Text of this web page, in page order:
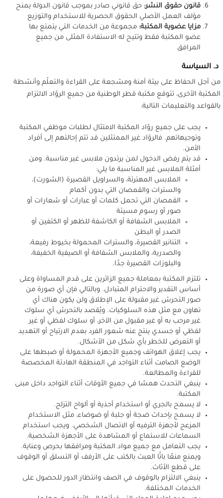
قانون حقوق النشر: حق قانوني صادر بموجب قانون الدولة يمنح
مؤلف العمل الأصلي الحقوق الحصرية للاستخدام والتوزيع
مزايا عضوية المكتبة: مجموعة من الخدمات التي يتمتع بها
عضو المكتبة فقط وتتيح له الاستفادة المثلى من جميع
المرافق
د. السياسة
من أجل الحفاظ على بيئة آمنة ومشجعة على القراءة والتعلّم وأنشطة
المكتبة الأخرى، تتوقع مكتبة قطر الوطنية من جميع الروّاد الالتزام
بالقواعد والتعليمات التالية:
يجب على جميع روّاد المكتبة الامتثال لطلبات موظفي المكتبة
وتوجيهاتهم. فالروّاد غير الممتثلين قد تتم إحالتهم إلى أفراد
الأمن.
قد يتم رفض الدخول لمن يرتدون ملابس غير مناسبة. ومن
أمثلة الملابس غير المناسبة ما يلي:
الملابس المهترئة، والسراويل القصيرة (الشورت)،
والسترات والقمصان التي بدون أكمام
القمصان التي تحمل كلمات أو عبارات أو شعارات أو
صور أو رسوم مسيئة
الملابس الشفافة أو الكاشفة للظهر أو الكتفين أو
الصدر أو البطن
التنانير القصيرة، والسترات المحمولة بخيوط رفيعة،
والصدرية، والملابس الشفافة أو الصيفية الخفيفة،
والبلوزات القصيرة جدًا.
تلتزم المكتبة بمعاملة جميع الزائرين على قدم المساواة وعلى
أساس التقدير والاحترام المتبادل. وبالتالي فإن أي صورة من
صور التحرش غير مقبولة على الإطلاق ولن يكون هناك أي
تهاون مع مثل هذه السلوكيات. ويُقصد بالتحرش أي سلوك
غير مرحب به أو غير مقبول من الآخر، أو سلوك لفظي أو غير
لفظي أو جسدي ينتج عنه شعور الفرد بعدم الارتياح أو التهديد
أو التعرض للخطر بأي شكل من الأشكال.
يجب إغلاق الهواتف وجميع الأجهزة المحمولة أو ضبطها على
الوضع الصامت أثناء التواجد في المنطقة الهادئة المخصصة
للقراءة والمطالعة.
ينبغي التحدث همسًا في جميع الأوقات أثناء التواجد داخل مبنى
المكتبة.
لا يسمح بالجري أو استخدام أحذية أو ألواح التزلج.
لا يسمح بإحداث ضجة أو جلبة أو ضوضاء، مثل الاستخدام
المزعج لأجهزة الترفيه أو الاتصال الشخصي. ويجب استخدام
السماعات للاستماع أو المشاهدة على الأجهزة الشخصية.
يجب التعامل مع جميع مواد المكتبة ومرافقها بحرص وعناية.
ويمنع منعًا باتًا العبث بالكتب على الأرفف أو التسلق أو الوقوف
على قطع الأثاث.
ينبغي الالتزام بالوقوف في الصف وانتظار الدور للحصول على
الخدمات المختلفة.